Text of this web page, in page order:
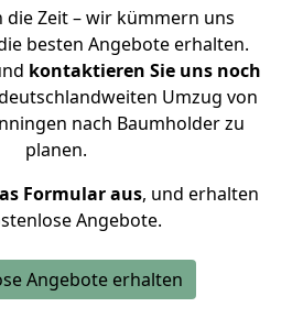
die Zeit – wir kümmern uns
besten Angebote erhalten.
kontaktieren Sie uns noch
Umzug von
nach Baumholder zu
planen.
Formular aus, und erhalten
Angebote.
Angebote erhalten